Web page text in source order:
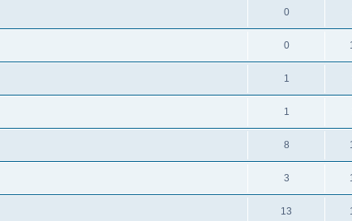
0
0
1
1
8
3
13